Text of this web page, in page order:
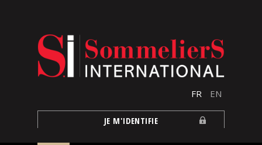
FR EN
JE M'IDENTIFIE